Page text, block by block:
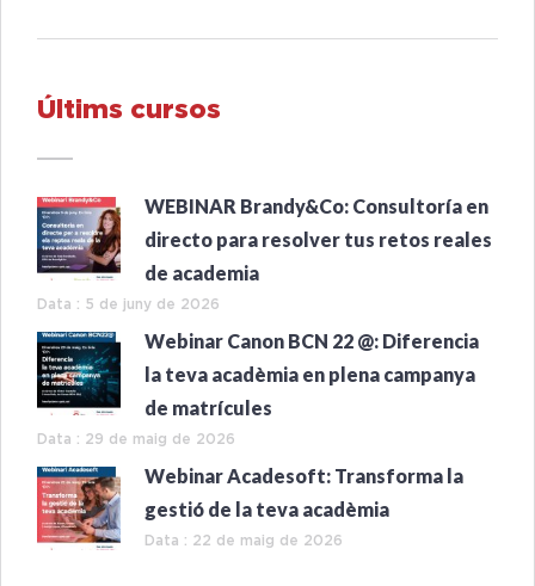
Últims cursos
WEBINAR Brandy&Co: Consultoría en
directo para resolver tus retos reales
de academia
Data : 5 de juny de 2026
Webinar Canon BCN 22 @: Diferencia
la teva acadèmia en plena campanya
de matrícules
Data : 29 de maig de 2026
Webinar Acadesoft: Transforma la
gestió de la teva acadèmia
Data : 22 de maig de 2026